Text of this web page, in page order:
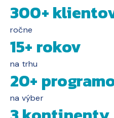
300+
ročne
15+ rokov
na trhu
20+
na výber